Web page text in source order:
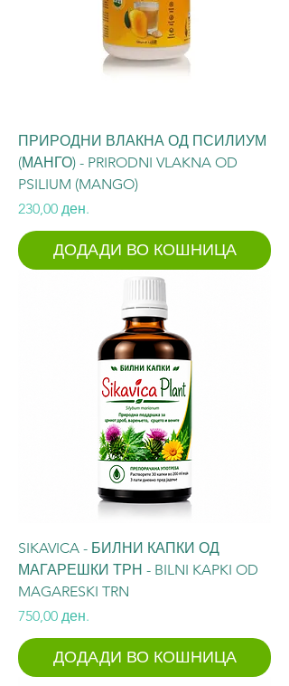
ПРИРОДНИ ВЛАКНА ОД ПСИЛИУМ
(МАНГО) - PRIRODNI VLAKNA OD
PSILIUM (MANGO)
Price
230,00 ден.
ДОДАДИ ВО КОШНИЦА
SIKAVICA - БИЛНИ КАПКИ ОД
МАГАРЕШКИ ТРН - BILNI KAPKI OD
MAGARESKI TRN
Price
750,00 ден.
ДОДАДИ ВО КОШНИЦА